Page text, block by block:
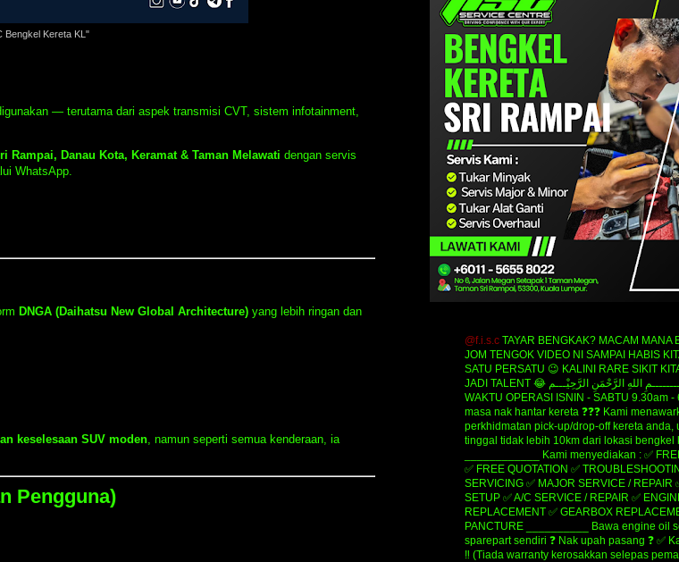
Bengkel Kereta KL"
— terutama dari aspek transmisi CVT, sistem infotainment,
Rampai, Danau Kota, Keramat & Taman Melawati dengan servis
WhatsApp.
DNGA (Daihatsu New Global Architecture) yang lebih ringan dan
keselesaan SUV moden , namun seperti semua kenderaan, ia
Pengguna)
@f.i.s.c TAYAR BENGKAK? MACAM MANA
JOM TENGOK VIDEO NI SAMPAI HABIS
SATU PERSATU 😉 KALINI RARE SIKIT
JADI TALENT 😂 ‎‎‎ﺑِﺴْــــــــــــــــﻢِ ﺍﻟﻠﻪِ ﺍﻟﺮَّﺣْﻤَﻦِ ﺍﻟﺮَّﺣِﻴْـــﻢ
WAKTU OPERASI ISNIN - SABTU 9.30am
masa nak hantar kereta ❓❓❓ Kami
perkhidmatan pick-up/drop-off kereta anda,
tinggal tidak lebih 10km dari lokasi bengkel
____________ Kami menyediakan : ✅
✅ FREE QUOTATION ✅
SERVICING ✅ MAJOR SERVICE / REPAIR
SETUP ✅ A/C SERVICE / REPAIR ✅
REPLACEMENT ✅ GEARBOX
PANCTURE __________ Bawa engine oil
sparepart sendiri ❓ Nak upah pasang ❓ ✅
‼️ (Tiada warranty kerosakkan selepas